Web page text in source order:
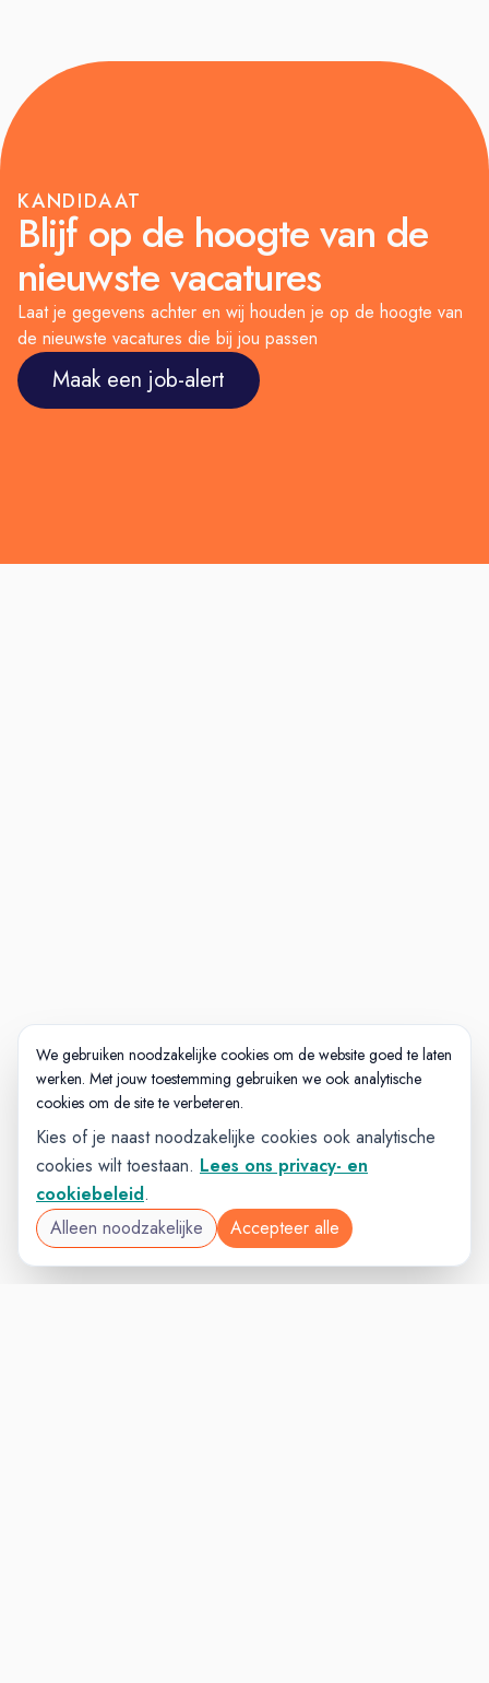
KANDIDAAT
Blijf op de hoogte van de
nieuwste vacatures
Laat je gegevens achter en wij houden je op de hoogte van
de nieuwste vacatures die bij jou passen
Maak een job-alert
We gebruiken noodzakelijke cookies om de website goed te laten
werken. Met jouw toestemming gebruiken we ook analytische
cookies om de site te verbeteren.
Kies of je naast noodzakelijke cookies ook analytische
cookies wilt toestaan. Lees ons privacy- en
cookiebeleid.
Alleen noodzakelijke
Accepteer alle